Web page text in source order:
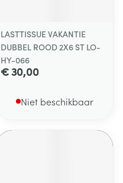
LASTTISSUE VAKANTIE
DUBBEL ROOD 2X6 ST LO-
HY-066
€ 30,00
Niet beschikbaar